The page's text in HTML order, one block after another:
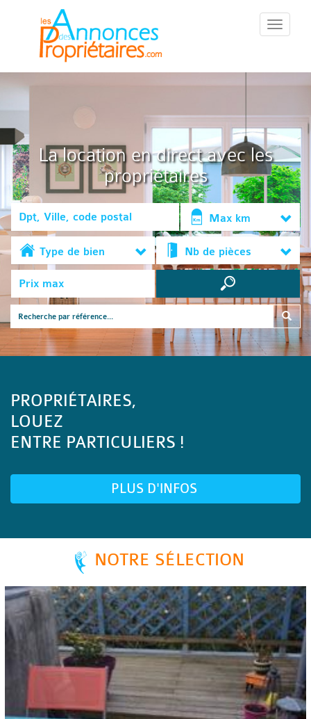
::Menu::
La location en direct avec les
propriétaires
Max km
Type de bien Nb de pièces
PROPRIÉTAIRES,
LOUEZ
ENTRE PARTICULIERS !
PLUS D'INFOS
NOTRE SÉLECTION